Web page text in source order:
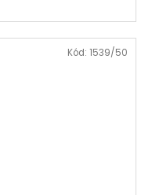
Kód: 1539/50